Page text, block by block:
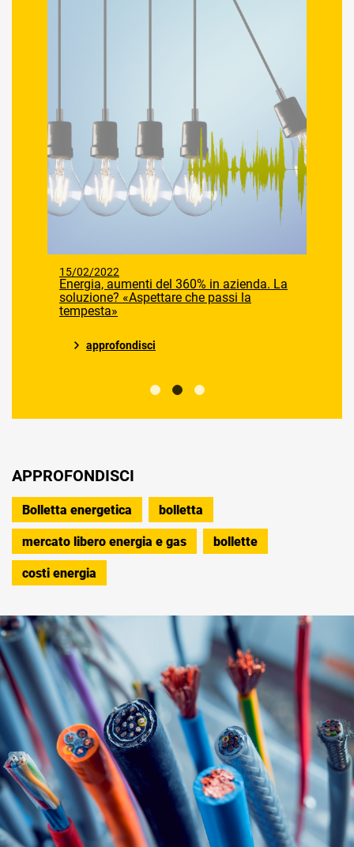
15/02/2022
Energia, aumenti del 360% in azienda. La
soluzione? «Aspettare che passi la
tempesta»
approfondisci
APPROFONDISCI
Bolletta energetica bolletta
mercato libero energia e gas bollette
costi energia